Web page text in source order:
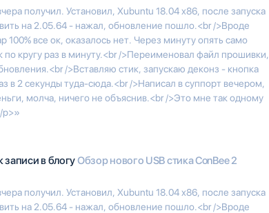
получил. Установил, Xubuntu 18.04 x86, после запуска
на 2.05.64 - нажал, обновление пошло.<br />Вроде
100% все ок, оказалось нет. Через минуту опять само
по кругу раз в минуту.<br />Переименовал файл прошивки,
/>Вставляю стик, запускаю деконз - кнопка
в 2 секунды туда-сюда.<br />Написал в суппорт вечером,
молча, ничего не объяснив.<br />Это мне так одному
p>»
в блогуОбзор нового USB стика ConBee 2
получил. Установил, Xubuntu 18.04 x86, после запуска
на 2.05.64 - нажал, обновление пошло.<br />Вроде